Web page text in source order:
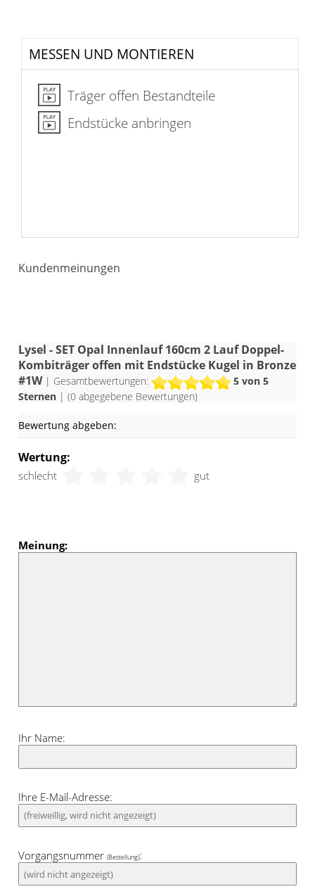
MESSEN UND MONTIEREN
Träger offen Bestandteile
Endstücke anbringen
Kundenmeinungen
Lysel - SET Opal Innenlauf 160cm 2 Lauf Doppel-
Kombiträger offen mit Endstücke Kugel in Bronze
#1W| Gesamtbewertungen: 5von 5
Sternen | (0 abgegebene Bewertungen)
Bewertung abgeben:
Wertung:
schlecht gut
Meinung:
Ihr Name:
Ihre E-Mail-Adresse:
Vorgangsnummer(Bestellung):